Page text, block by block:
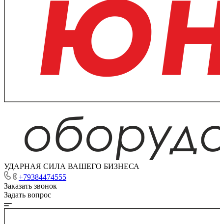
УДАРНАЯ СИЛА ВАШЕГО БИЗНЕСА
+79384474555
Заказать звонок
Задать вопрос